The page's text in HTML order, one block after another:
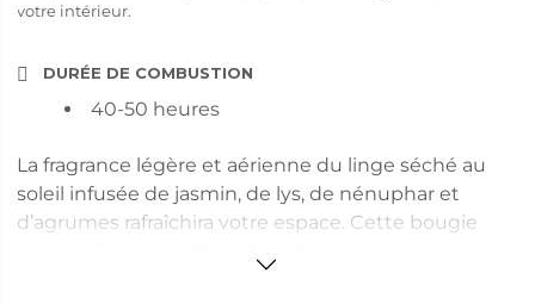
votre intérieur.
DURÉE DE COMBUSTION
40-50 heures
La fragrance légère et aérienne du linge séché au
soleil infusée de jasmin, de lys, de nénuphar et
d’agrumes rafraîchira votre espace. Cette bougie